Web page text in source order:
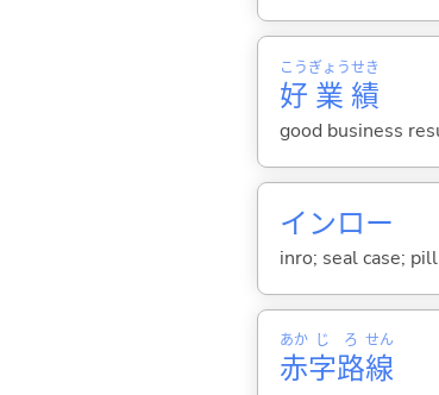
好
こう
業
ぎょう
績
せき
good business
インロー
inro; seal case;
赤
あか
字
じ
路
ろ
線
せん